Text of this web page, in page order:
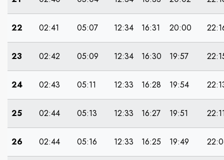
22 02:41 05:07 12:34 16:31 20:00
23 02:42 05:09 12:34 16:30 19:57
24 02:43 05:11 12:33 16:28 19:54
25 02:44 05:13 12:33 16:27 19:51
26 02:44 05:16 12:33 16:25 19:49